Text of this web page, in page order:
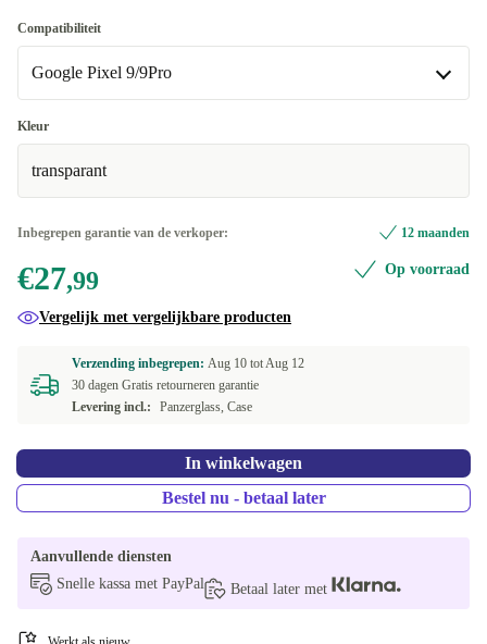
Compatibiliteit
Google Pixel 9/9Pro
Google Pixel 5
Google Pixel 6
Google Pixel 7 Pro +€1
Google Pixel 7a
Google Pixel 8 Pro
Google Pixel 8a
Google Pixel 9/9Pro
Samsung Galaxy A15
Kleur
transparant
Inbegrepen garantie van de verkoper: 12 maanden
€27,99 Op voorraad
Vergelijk met vergelijkbare producten
Verzending inbegrepen: Aug 10 totAug 12
30 dagen Gratis retourneren garantie
Levering incl.:
Panzerglass, Case
In winkelwagen
Bestel nu - betaal later
Aanvullende diensten
Snelle kassa met PayPal
Betaal later met